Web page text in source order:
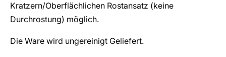
Kratzern/Oberflächlichen Rostansatz (keine
Durchrostung) möglich.
Die Ware wird ungereinigt Geliefert.